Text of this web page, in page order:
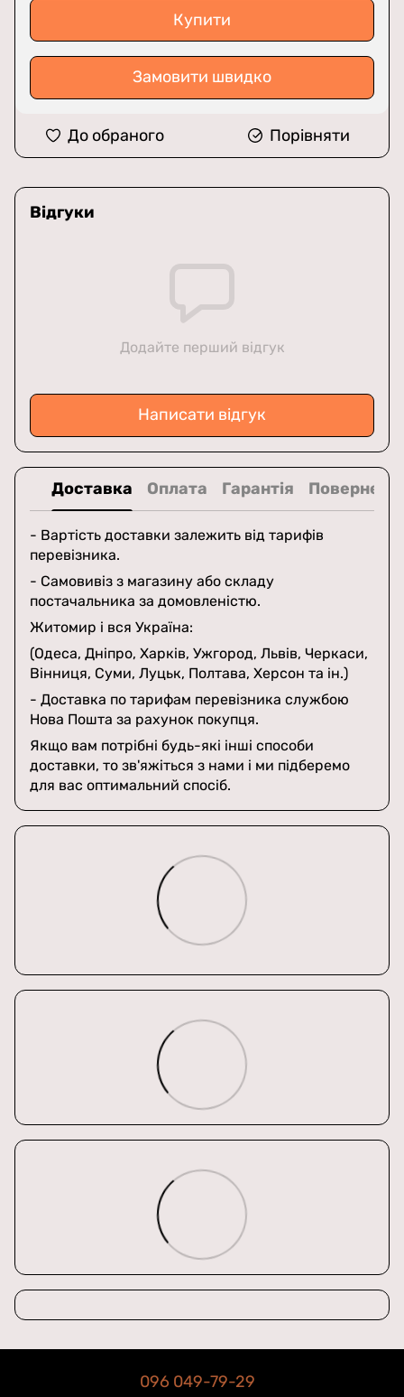
Купити
Замовити швидко
До обраного Порівняти
Відгуки
Додайте перший відгук
Написати відгук
Доставка Оплата Гарантія
- Вартість доставки залежить від тарифів
перевізника.
- Самовивіз з магазину або складу
постачальника за домовленістю.
Житомир і вся Україна:
(Одеса, Дніпро, Харків, Ужгород, Львів, Черкаси,
Вінниця, Суми, Луцьк, Полтава, Херсон та ін.)
- Доставка по тарифам перевізника службою
Нова Пошта за рахунок покупця.
Якщо вам потрібні будь-які інші способи
доставки, то зв'яжіться з нами і ми підберемо
для вас оптимальний спосіб.
096 049-79-29